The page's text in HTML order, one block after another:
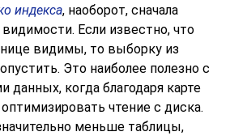
индекса, наоборот, сначала
видимости. Если известно, что
видимы, то выборку из
Это наиболее полезно с
данных, когда благодаря карте
чтение с диска.
меньше таблицы,